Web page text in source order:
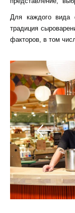
Для каждого вида
традиция
факторов, в том